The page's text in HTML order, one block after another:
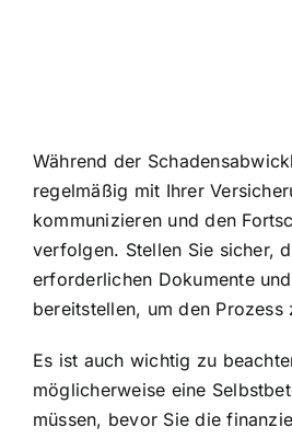
Während der
regelmäßig mit Ihrer
kommunizieren und den
verfolgen. Stellen Sie sicher,
erforderlichen Dokumente
bereitstellen, um den Prozess
Es ist auch wichtig zu
möglicherweise eine
müssen, bevor Sie die